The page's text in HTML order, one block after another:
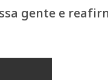
gente e